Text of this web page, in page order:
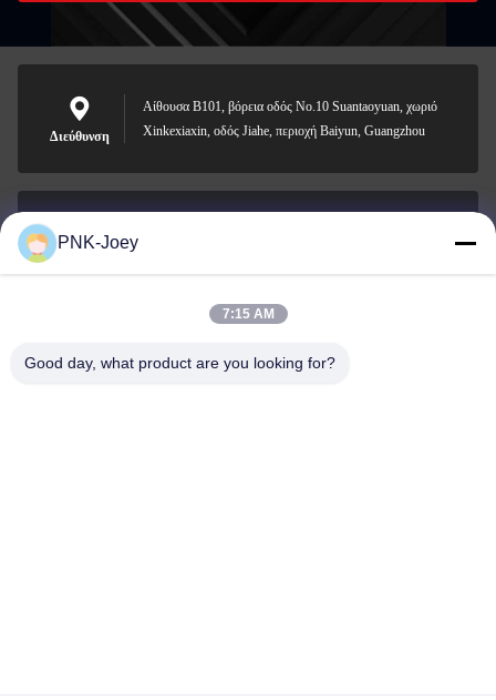
Διεύθυνση
Αίθουσα B101, βόρεια οδός No.10 Suantaoyuan, χωριό
Xinkexiaxin, οδός Jiahe, περιοχή Baiyun, Guangzhou
Ηλεκτρονικό
008613580404923
PNK-Joey
7:15 AM
Good day, what product are you looking for?